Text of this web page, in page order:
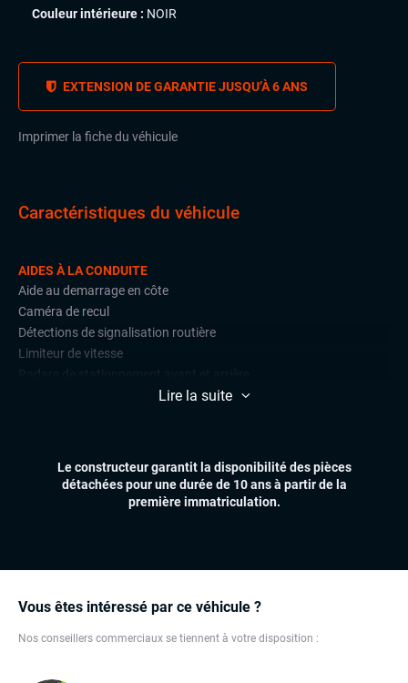
Couleur intérieure : NOIR
EXTENSION DE GARANTIE JUSQU’À 6 ANS
Imprimer la fiche du véhicule
Vous êtes intéressé par ce véhicule ?
Nos conseillers commerciaux se tiennent à votre disposition :
Caractéristiques du véhicule
AIDES À LA CONDUITE
Aide au demarrage en côte
Caméra de recul
Détections de signalisation routière
Limiteur de vitesse
Démarrage mains libres
Essuie-glaces automatiques
Volant multifonctions
ÉLECTRONIQUE
Lire la suite
Le constructeur garantit la disponibilité des pièces
détachées pour une durée de 10 ans à partir de la
première immatriculation.